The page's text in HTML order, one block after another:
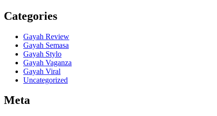
Categories
Gayah Review
Gayah Semasa
Gayah Stylo
Gayah Vaganza
Gayah Viral
Uncategorized
Meta